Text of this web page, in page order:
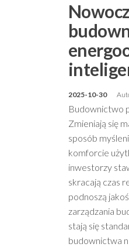
2025-10-30
Budownictwo
Zmieniają się
sposób
komforcie
inwestorzy
skracają czas
podnoszą
zarządzania
stają się
budownictwa